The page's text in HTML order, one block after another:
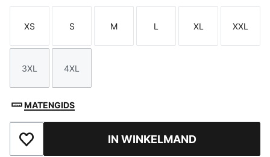
Maat
XS
Maat
S
Maat
M
Maat
L
Maat
XL
Maat
XXL
Maat
3XL
Maat
4XL
MATENGIDS
Toegevoegd aan favorietenIN WINKELMAND